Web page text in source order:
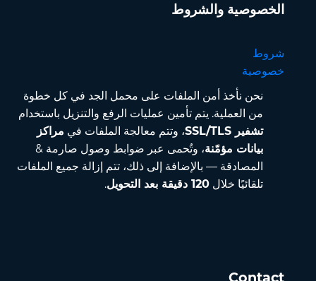
الخصوصية والشروط
شروط
خصوصية
نحن نأخذ أمن الملفات على محمل الجد في كل خطوة
من العملية. يتم تأمين عمليات الرفع والتنزيل باستخدام
تشفير SSL/TLS
، وتتم معالجة الملفات في مراكز
بيانات مؤمّنة، وتُحمى عبر ضوابط وصول صارمة &
المصادقة — بالإضافة إلى ذلك، تتم إزالة جميع الملفات
تلقائيًا خلال 120 دقيقة بعد التحويل .
Contact